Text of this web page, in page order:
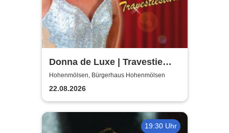
Donna de Luxe | Travestie
Show
Hohenmölsen, Bürgerhaus Hohenmölsen
22.08.2026
19:30 Uhr